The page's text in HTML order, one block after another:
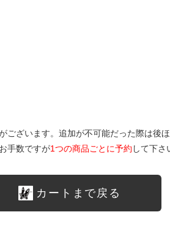
ざいます。追加が不可能だった際は後ほ
手数ですが1つの商品ごとに予約 して下さ
カートまで戻る